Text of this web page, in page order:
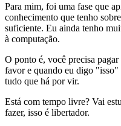
Para mim, foi uma fase que
conhecimento que tenho
suficiente. Eu ainda tenho
à computação.
O ponto é, você precisa pagar
favor e quando eu digo
tudo que há por vir.
Está com tempo livre? Vai
fazer, isso é libertador.